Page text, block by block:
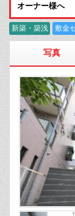
オーナー様へ
新築・築浅 敷金
写真